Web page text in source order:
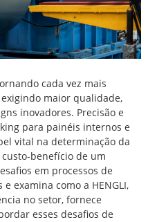
cada vez mais
maior qualidade,
inovadores. Precisão e
para painéis internos e
vital na determinação da
benefício de um
em processos de
examina como a HENGLI,
no setor, fornece
esses desafios de